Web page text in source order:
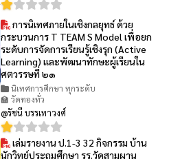
การนิเทศภายในเชิงกลยุทธ์ ด้วย
กระบวนการ T TEAM S Model เพื่อยก
ระดับการจัดการเรียนรู้เชิงรุก (Active
Learning) และพัฒนาทักษะผู้เรียนใน
ศตวรรษที่ ๒๑
นิเทศการศึกษา ทุกระดับ
🏫 วัดทองทั่ว
@รัชนี บรรเทาวงศ์
เล่มรายงาน ป.1-3 32 กิจกรรม บ้าน
นักวิทย์ประถมศึกษา รร.วัดสามผาน